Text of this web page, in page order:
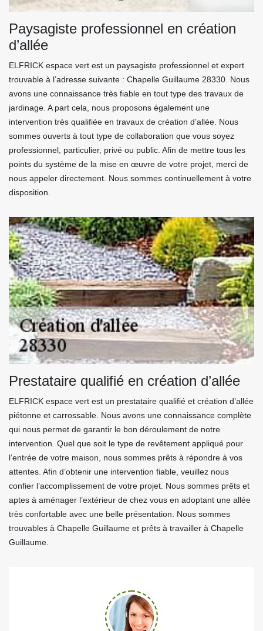
Paysagiste professionnel en création
d’allée
ELFRICK espace vert est un paysagiste professionnel et expert
trouvable à l’adresse suivante : Chapelle Guillaume 28330. Nous
avons une connaissance très fiable en tout type des travaux de
jardinage. A part cela, nous proposons également une
intervention très qualifiée en travaux de création d’allée. Nous
sommes ouverts à tout type de collaboration que vous soyez
professionnel, particulier, privé ou public. Afin de mettre tous les
points du système de la mise en œuvre de votre projet, merci de
nous appeler directement. Nous sommes continuellement à votre
disposition.
Prestataire qualifié en création d’allée
ELFRICK espace vert est un prestataire qualifié et création d’allée
piétonne et carrossable. Nous avons une connaissance complète
qui nous permet de garantir le bon déroulement de notre
intervention. Quel que soit le type de revêtement appliqué pour
l’entrée de votre maison, nous sommes prêts à répondre à vos
attentes. Afin d’obtenir une intervention fiable, veuillez nous
confier l’accomplissement de votre projet. Nous sommes prêts et
aptes à aménager l’extérieur de chez vous en adoptant une allée
très confortable avec une belle présentation. Nous sommes
trouvables à Chapelle Guillaume et prêts à travailler à Chapelle
Guillaume.